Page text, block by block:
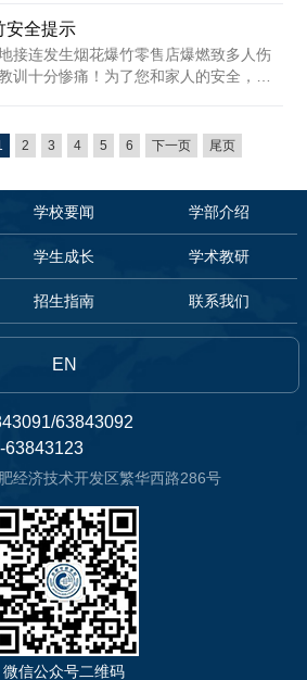
肥中锐学校校内（地址：合肥市经开区
繁华大道 286 号） 5.......
安全提示
接连发生烟花爆竹零售店爆燃致多人伤
训十分惨痛！为了您和家人的安全，市
店外。 四、严
（点......
2 3 4 5 6 下一页 尾页
学校要闻 学部介绍
学生成长 学术教研
招生指南 联系我们
EN
63843092
63843123
经济技术开发区繁华西路286号
微信公众号二维码